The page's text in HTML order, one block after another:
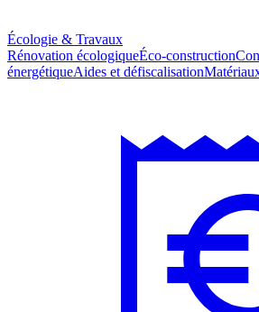
Écologie & Travaux
Rénovation écologiqueÉco-construction
énergétiqueAides et défiscalisation